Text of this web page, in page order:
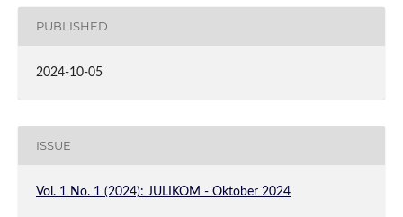
PUBLISHED
2024-10-05
ISSUE
Vol. 1 No. 1 (2024): JULIKOM - Oktober 2024